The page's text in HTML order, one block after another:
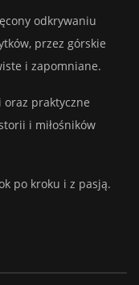
odkrywaniu
przez górskie
i zapomniane.
praktyczne
i miłośników
po kroku i z pasją.